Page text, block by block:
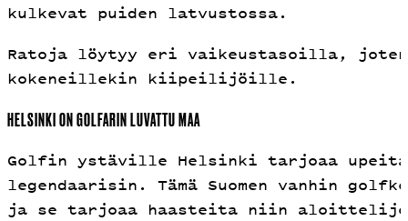
kulkevat puiden latvustossa.
Ratoja löytyy eri vaikeustasoilla,
kokeneillekin kiipeilijöille.
HELSINKI ON GOLFARIN LUVATTU MAA
Golfin ystäville Helsinki tarjoaa
legendaarisin. Tämä Suomen vanhin
ja se tarjoaa haasteita niin